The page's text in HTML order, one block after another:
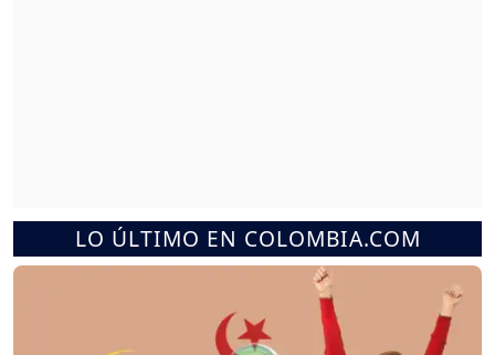
LO ÚLTIMO EN COLOMBIA.COM